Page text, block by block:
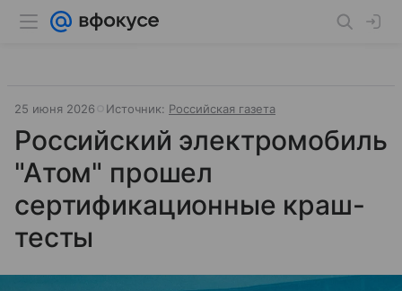
25 июня 2026 Источник: Российская газета
Российский электромобиль
"Атом" прошел
сертификационные краш-
тесты